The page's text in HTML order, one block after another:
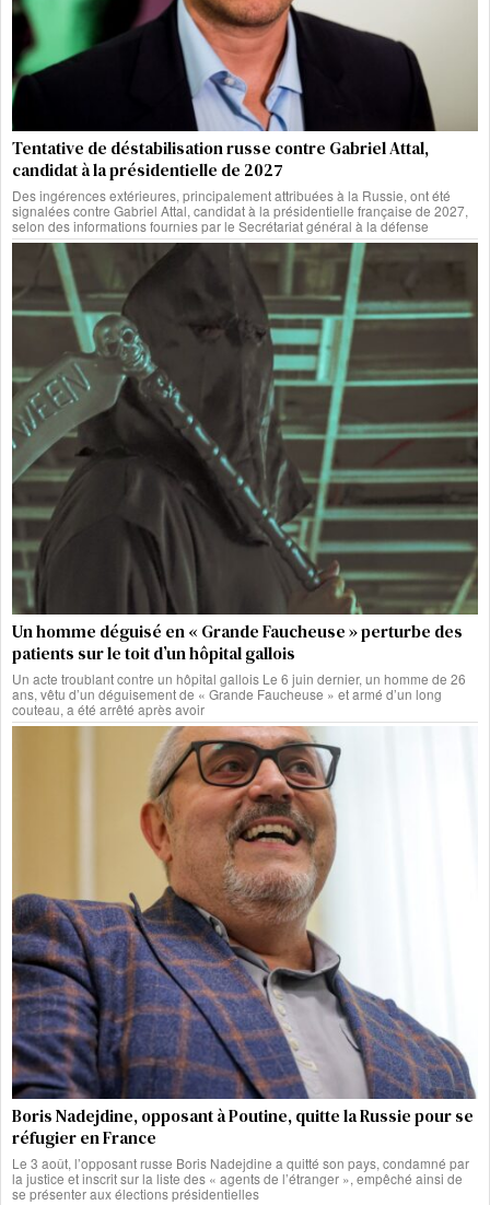
Tentative de déstabilisation russe contre Gabriel Attal,
candidat à la présidentielle de 2027
Des ingérences extérieures, principalement attribuées à la Russie, ont été
signalées contre Gabriel Attal, candidat à la présidentielle française de 2027,
selon des informations fournies par le Secrétariat général à la défense
Un homme déguisé en « Grande Faucheuse » perturbe des
patients sur le toit d’un hôpital gallois
Un acte troublant contre un hôpital gallois Le 6 juin dernier, un homme de 26
ans, vêtu d’un déguisement de « Grande Faucheuse » et armé d’un long
couteau, a été arrêté après avoir
Boris Nadejdine, opposant à Poutine, quitte la Russie pour se
réfugier en France
Le 3 août, l’opposant russe Boris Nadejdine a quitté son pays, condamné par
la justice et inscrit sur la liste des « agents de l’étranger », empêché ainsi de
se présenter aux élections présidentielles